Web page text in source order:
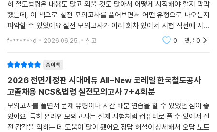
히 철도법령은 내용도 많고 외울 것도 많아서 어떻게 시작해야 할지 막막
했는데, 이 책으로 실전 모의고사를 풀어보면서 어떤 유형으로 나오는지
파악할 수 있었어요.실전 모의고사가 여러 회차 있어서 시험 직전에 시간
재면서 풀어보는 연습을 할 수 있었던 게 가장 도움이 됐어요. 실제 시험처
f*******d 2026.06.25. 신고 0 댓글0
종이책
2026 전면개정판 시대에듀 All-New 코레일 한국철도공사
고졸채용 NCS&법령 실전모의고사 7+4회분
모의고사를 풀면서 문제 유형이나 시간 배분 연습을 할 수 있었던 점이 좋
았어요. 특히 온라인 모의고사는 실제 시험처럼 컴퓨터로 풀 수 있어서 실
전 감각을 익히는 데 도움이 많이 됐어요.정답 해설이 상세해서 오답 노트